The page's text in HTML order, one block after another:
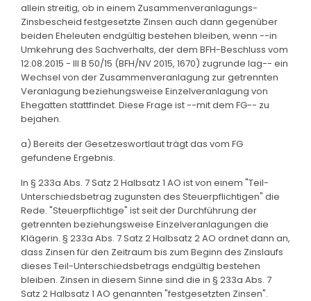
allein streitig, ob in einem Zusammenveranlagungs-
Zinsbescheid festgesetzte Zinsen auch dann gegenüber
beiden Eheleuten endgültig bestehen bleiben, wenn --in
Umkehrung des Sachverhalts, der dem BFH-Beschluss vom
12.08.2015 - III B 50/15 (BFH/NV 2015, 1670) zugrunde lag-- ein
Wechsel von der Zusammenveranlagung zur getrennten
Veranlagung beziehungsweise Einzelveranlagung von
Ehegatten stattfindet. Diese Frage ist --mit dem FG-- zu
bejahen.
a) Bereits der Gesetzeswortlaut trägt das vom FG
gefundene Ergebnis.
In § 233a Abs. 7 Satz 2 Halbsatz 1 AO ist von einem "Teil-
Unterschiedsbetrag zugunsten des Steuerpflichtigen" die
Rede. "Steuerpflichtige" ist seit der Durchführung der
getrennten beziehungsweise Einzelveranlagungen die
Klägerin. § 233a Abs. 7 Satz 2 Halbsatz 2 AO ordnet dann an,
dass Zinsen für den Zeitraum bis zum Beginn des Zinslaufs
dieses Teil-Unterschiedsbetrags endgültig bestehen
bleiben. Zinsen in diesem Sinne sind die in § 233a Abs. 7
Satz 2 Halbsatz 1 AO genannten "festgesetzten Zinsen".